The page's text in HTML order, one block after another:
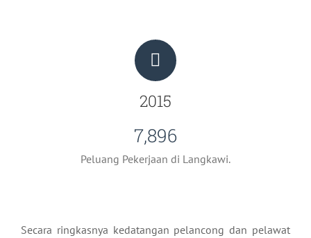
2015
7,896
Peluang Pekerjaan di Langkawi.
Secara ringkasnya kedatangan pelancong dan pelawat